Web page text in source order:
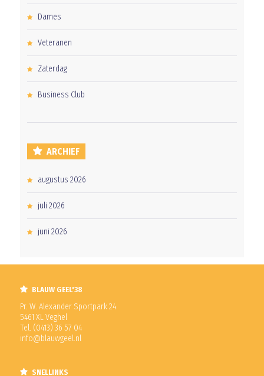
Dames
Veteranen
Zaterdag
Business Club
ARCHIEF
augustus 2026
juli 2026
juni 2026
BLAUW GEEL'38
Pr. W. Alexander Sportpark 24
5461 XL Veghel
Tel. (0413) 36 57 04
info@blauwgeel.nl
SNELLINKS